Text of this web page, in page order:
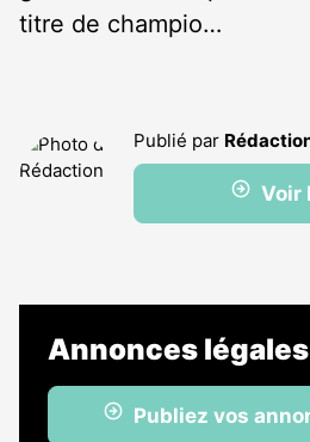
titre de champio…
Publié par
Voir
Annonces légales
Publiez vos